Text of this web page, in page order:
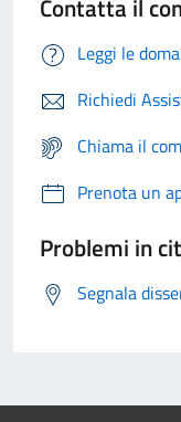
Contatta il
Leggi le
Richiedi
Chiama il
Prenota un
Problemi in
Segnala